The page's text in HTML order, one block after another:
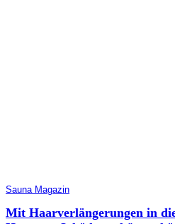
Sauna Magazin
Mit Haarverlängerungen in